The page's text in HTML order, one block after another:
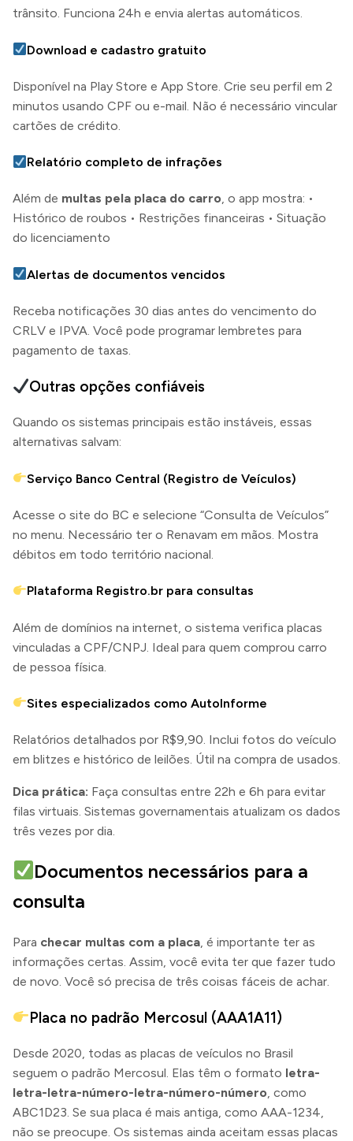
trânsito. Funciona 24h e envia alertas automáticos.
Download e cadastro gratuito
Disponível na Play Store e App Store. Crie seu perfil em 2
minutos usando CPF ou e-mail. Não é necessário vincular
cartões de crédito.
Relatório completo de infrações
Além de multas pela placa do carro, o app mostra: •
Histórico de roubos • Restrições financeiras • Situação
do licenciamento
Alertas de documentos vencidos
Receba notificações 30 dias antes do vencimento do
CRLV e IPVA. Você pode programar lembretes para
pagamento de taxas.
Outras opções confiáveis
Quando os sistemas principais estão instáveis, essas
alternativas salvam:
Serviço Banco Central (Registro de Veículos)
Acesse o site do BC e selecione “Consulta de Veículos”
no menu. Necessário ter o Renavam em mãos. Mostra
débitos em todo território nacional.
Plataforma Registro.br para consultas
Além de domínios na internet, o sistema verifica placas
vinculadas a CPF/CNPJ. Ideal para quem comprou carro
de pessoa física.
Sites especializados como AutoInforme
Relatórios detalhados por R$9,90. Inclui fotos do veículo
em blitzes e histórico de leilões. Útil na compra de usados.
Dica prática: Faça consultas entre 22h e 6h para evitar
filas virtuais. Sistemas governamentais atualizam os dados
três vezes por dia.
Documentos necessários para a
consulta
Para checar multas com a placa, é importante ter as
informações certas. Assim, você evita ter que fazer tudo
de novo. Você só precisa de três coisas fáceis de achar.
Placa no padrão Mercosul (AAA1A11)
Desde 2020, todas as placas de veículos no Brasil
seguem o padrão Mercosul. Elas têm o formato letra-
letra-letra-número-letra-número-número, como
ABC1D23. Se sua placa é mais antiga, como AAA-1234,
não se preocupe. Os sistemas ainda aceitam essas placas